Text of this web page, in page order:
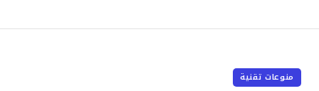
منوعات تقنية